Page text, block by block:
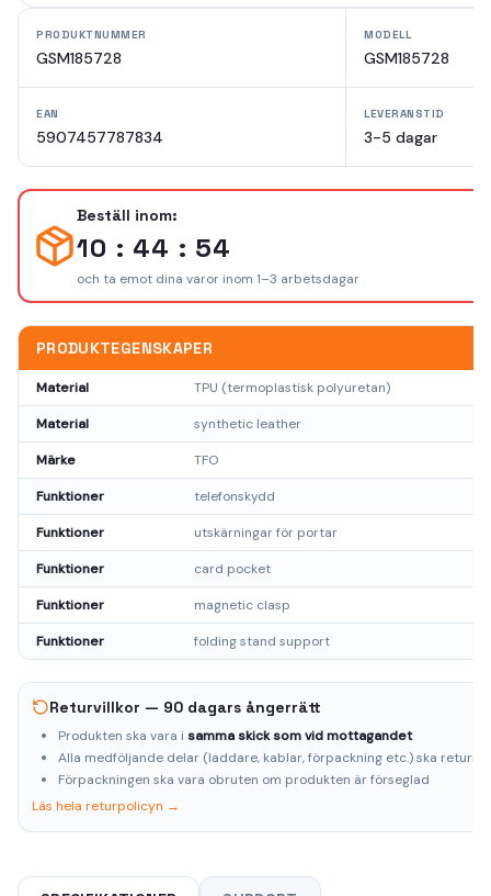
PRODUKTNUMMER
GSM185728
MODELL
GSM185728
EAN
5907457787834
LEVERANSTID
3-5 dagar
Beställ inom:
10 : 44 : 54
och ta emot dina varor inom 1–3 arbetsdagar
PRODUKTEGENSKAPER
Material TPU (termoplastisk polyuretan)
Material synthetic leather
Märke TFO
Funktioner telefonskydd
Funktioner utskärningar för portar
Funktioner card pocket
Funktioner magnetic clasp
Funktioner folding stand support
Returvillkor — 90 dagars ångerrätt
Produkten ska vara i samma skick som vid mottagandet
Alla medföljande delar (laddare, kablar, förpackning etc.) ska
Förpackningen ska vara obruten om produkten är förseglad
Läs hela returpolicyn →